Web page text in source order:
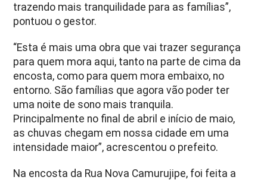
trazendo mais tranquilidade para as famílias”,
pontuou o gestor.
“Esta é mais uma obra que vai trazer segurança
para quem mora aqui, tanto na parte de cima da
encosta, como para quem mora embaixo, no
entorno. São famílias que agora vão poder ter
uma noite de sono mais tranquila.
Principalmente no final de abril e início de maio,
as chuvas chegam em nossa cidade em uma
intensidade maior”, acrescentou o prefeito.
Na encosta da Rua Nova Camurujipe, foi feita a